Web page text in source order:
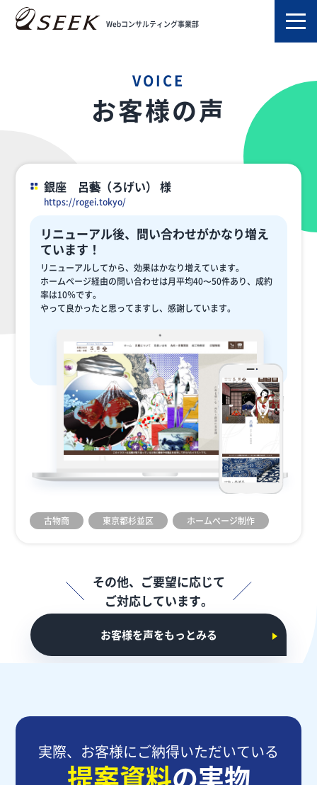
Webコンサルティング事業部
TOP
VOICE
お客様の声
銀座 呂藝（ろげい） 様
https://rogei.tokyo/
リニューアル後、問い合わせがかなり増え
ています！
リニューアルしてから、効果はかなり増えています。
ホームページ経由の問い合わせは月平均40〜50件あり、成約
率は10％です。
やって良かったと思ってますし、感謝しています。
古物商 東京都杉並区 ホームぺージ制作
その他、ご要望に応じて
ご対応しています。
お客様を声をもっとみる
実際、お客様にご納得いただいている